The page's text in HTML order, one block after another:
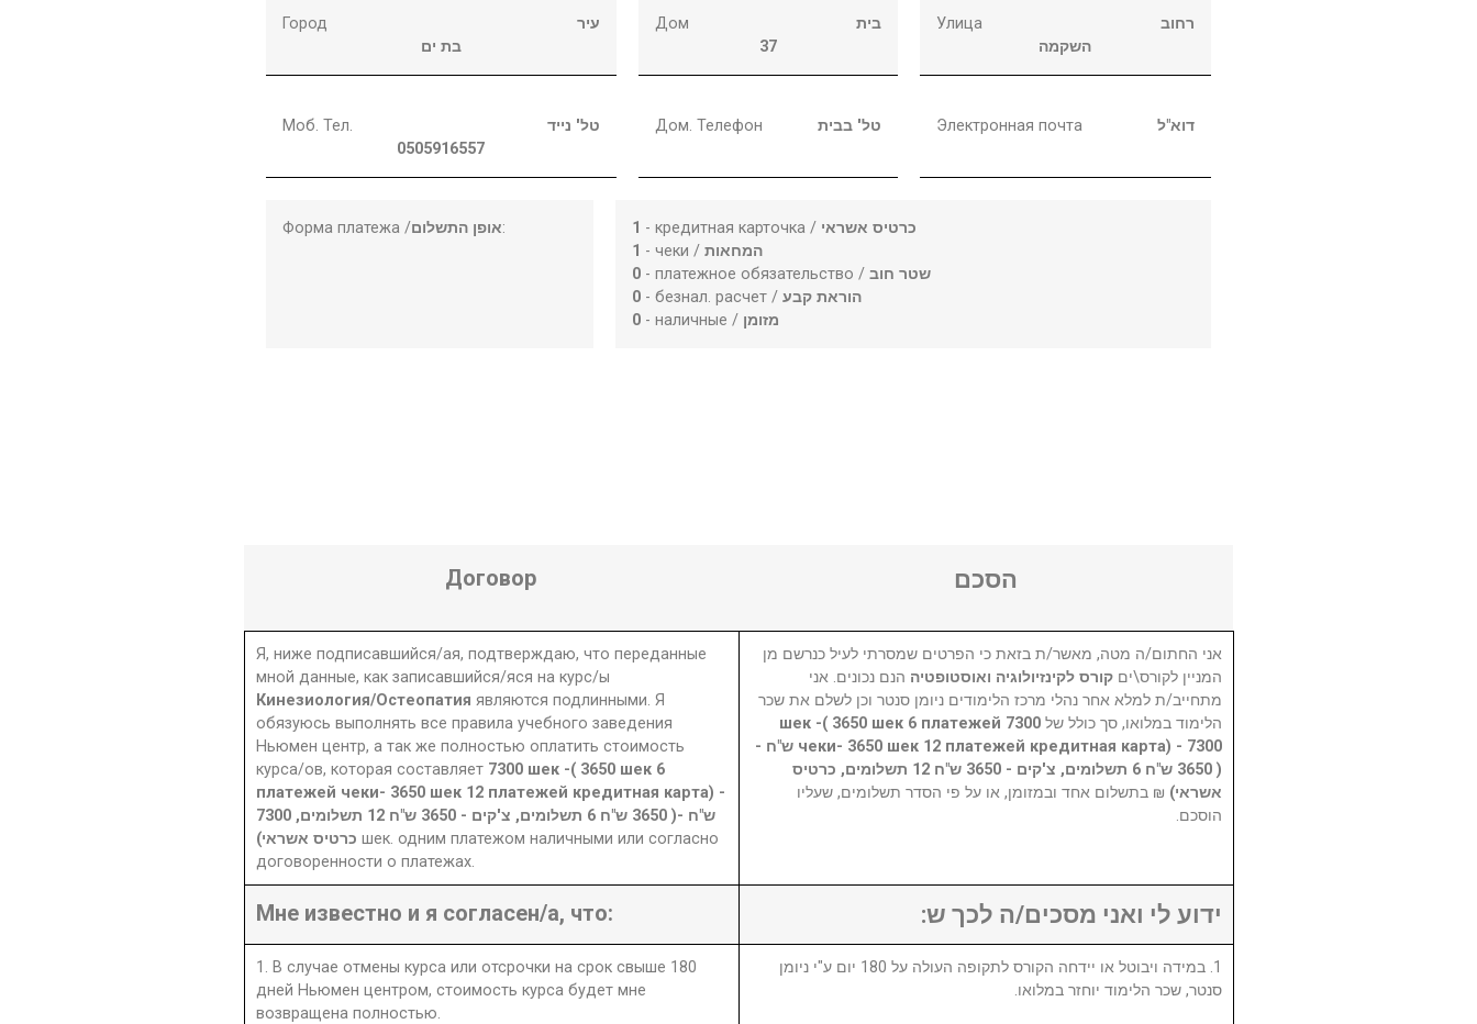
Город
עיר
בת ים
Дом
בית
37
Улица
רחוב
השקמה
Моб. Тел.
טל' נייד
0505916557
Дом. Телефон טל' בבית Электронная почта דוא"ל
Форма платежа /אופן התשלום: 1 - кредитная карточка / כרטיס אשראי
1 - чеки / המחאות
0- платежное обязательство / שטר חוב
0- безнал. расчет / הוראת קבע
0- наличные / מזומן
Договор הסכם
Я, ниже подписавшийся/ая, подтверждаю, что переданные
мной данные, как записавшийся/яся на курс/ы
Кинезиология/Остеопатия являются подлинными. Я
обязуюсь выполнять все правила учебного заведения
Ньюмен центр, а так же полностью оплатить стоимость
курса/ов, которая составляет 7300 шек -( 3650 шек 6
платежей чеки- 3650 шек 12 платежей кредитная карта) -
7300 ש"ח -( 3650 ש"ח 6 תשלומים, צ'קים - 3650 ש"ח 12 תשלומים,
шек. одним платежом наличными или согласно
договоренности о платежах.
אני החתום/ה מטה, מאשר/ת בזאת כי הפרטים שמסרתי לעיל כנרשם מן
המניין לקורס\יםקורס לקינזיולוגיה ואוסטופטיה הנם נכונים. אני
מתחייב/ת למלא אחר נהלי מרכז הלימודים ניומן סנטר וכן לשלם את שכר
הלימוד במלואו, סך כולל של
7300 шек -( 3650 шек 6 платежей
чеки- 3650 шек 12 платежей кредитная карта) - 7300 ש"ח -
( 3650 ש"ח 6 תשלומים, צ'קים - 3650 ש"ח 12 תשלומים, כרטיס
אשראי) ₪ בתשלום אחד ובמזומן, או על פי הסדר תשלומים, שעליו
הוסכם.
Мне известно и я согласен/а, что: ידוע לי ואני מסכים/ה לכך ש:
1. В случае отмены курса или отсрочки на срок свыше 180
дней Ньюмен центром, стоимость курса будет мне
возвращена полностью.
1. במידה ויבוטל או יידחה הקורס לתקופה העולה על 180 יום ע"י ניומן
סנטר, שכר הלימוד יוחזר במלואו.